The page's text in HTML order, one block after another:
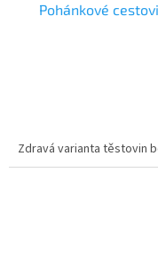
Pohánkové
Zdravá varianta těstovin